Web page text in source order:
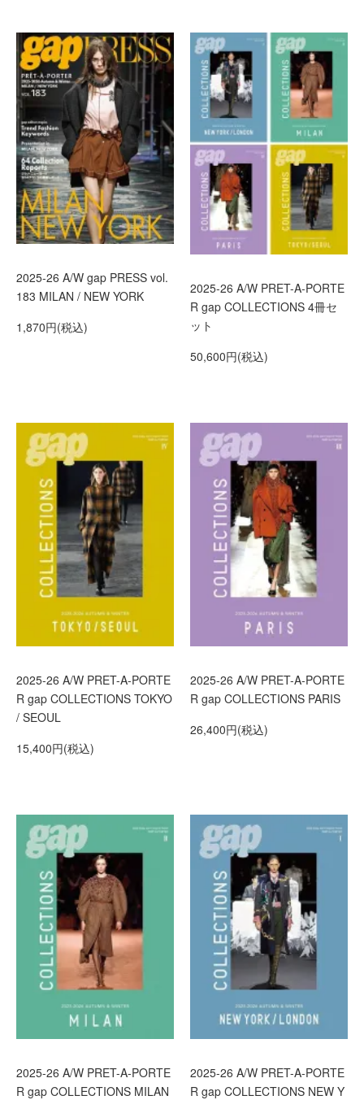
2025-26 A/W gap PRESS vol.
183 MILAN / NEW YORK
1,870円(税込)
2025-26 A/W PRET-A-PORTE
R gap COLLECTIONS 4冊セ
ット
50,600円(税込)
2025-26 A/W PRET-A-PORTE
R gap COLLECTIONS TOKYO
/ SEOUL
15,400円(税込)
2025-26 A/W PRET-A-PORTE
R gap COLLECTIONS PARIS
26,400円(税込)
2025-26 A/W PRET-A-PORTE
R gap COLLECTIONS MILAN
2025-26 A/W PRET-A-PORTE
R gap COLLECTIONS NEW Y